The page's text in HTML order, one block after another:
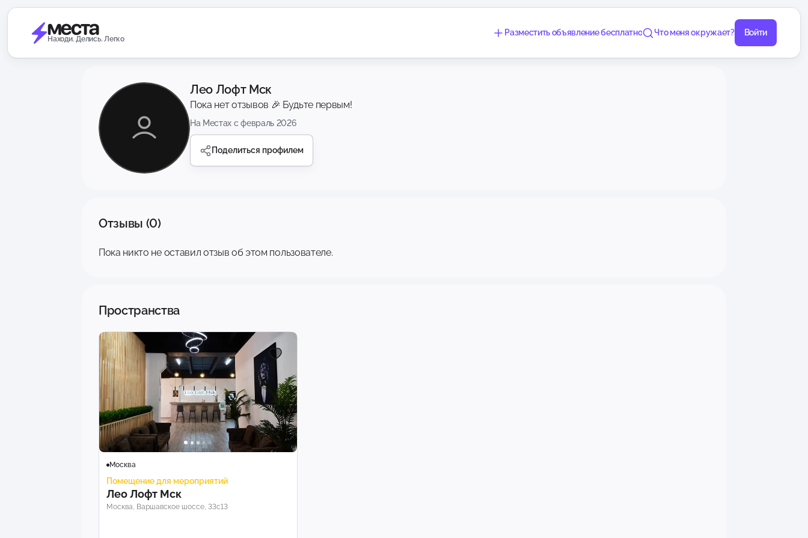
Находи. Делись. Легко
Разместить объявление бесплатно Что меня окружает? Войти
Лео Лофт Мск
Пока нет отзывов 🎉 Будьте первым!
На Местах с февраль 2026
Поделиться профилем
Отзывы (0)
Пока никто не оставил отзыв об этом пользователе.
Пространства
Москва
Помещение для мероприятий
Лео Лофт Мск
Москва, Варшавское шоссе, 33с13